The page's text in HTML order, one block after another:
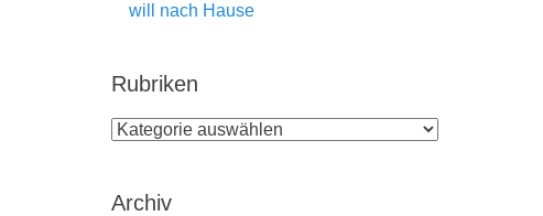
will nach Hause
Rubriken
Rubriken
Archiv